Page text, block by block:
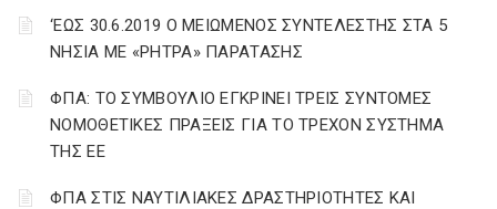
‘ΕΩΣ 30.6.2019 Ο ΜΕΙΩΜΕΝΟΣ ΣΥΝΤΕΛΕΣΤΗΣ ΣΤΑ 5
ΝΗΣΙΑ ΜΕ «ΡΗΤΡΑ» ΠΑΡΑΤΑΣΗΣ
ΦΠΑ: ΤΟ ΣΥΜΒΟΥΛΙΟ ΕΓΚΡΙΝΕΙ ΤΡΕΙΣ ΣΥΝΤΟΜΕΣ
ΝΟΜΟΘΕΤΙΚΕΣ ΠΡΑΞΕΙΣ ΓΙΑ ΤΟ ΤΡΕΧΟΝ ΣΥΣΤΗΜΑ
ΤΗΣ ΕΕ
ΦΠΑ ΣΤΙΣ ΝΑΥΤΙΛΙΑΚΕΣ ΔΡΑΣΤΗΡΙΟΤΗΤΕΣ ΚΑΙ